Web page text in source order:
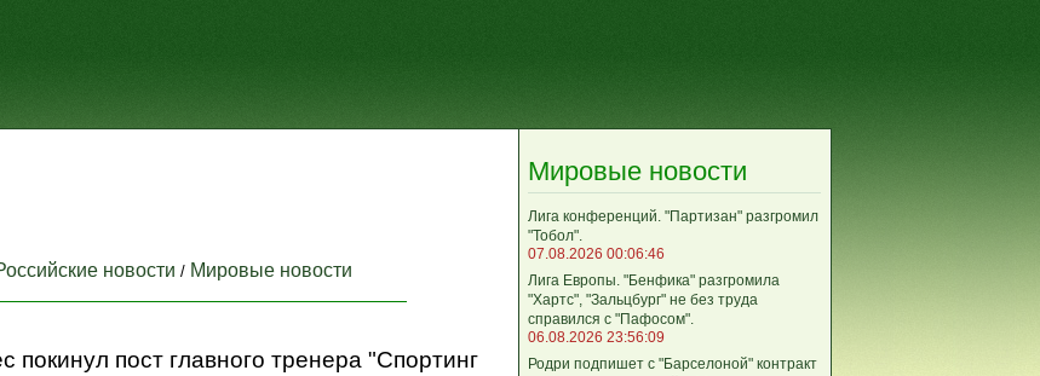
новости / Мировые новости
покинул пост главного тренера "Спортинг
Мировые новости
Лига кoнференций. "Партизан" разгромил
"Тобол".
07.08.2026 00:06:46
Лига Европы. "Бенфика" разгромила
"Хартс", "Зальцбург" не без труда
справился с "Пафосом".
06.08.2026 23:56:09
Родри подпишет с "Барселоной" контракт